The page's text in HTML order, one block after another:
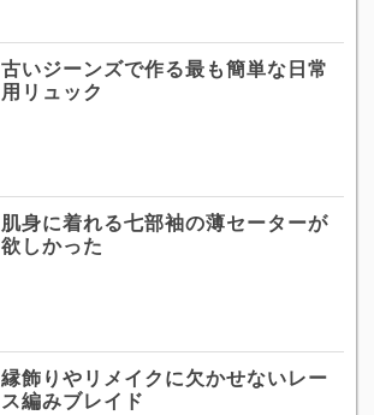
古いジーンズで作る最も簡単な日常
用リュック
肌身に着れる七部袖の薄セーターが
欲しかった
縁飾りやリメイクに欠かせないレー
ス編みブレイド